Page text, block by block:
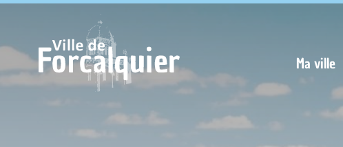
Ma ville
Cookies management panel